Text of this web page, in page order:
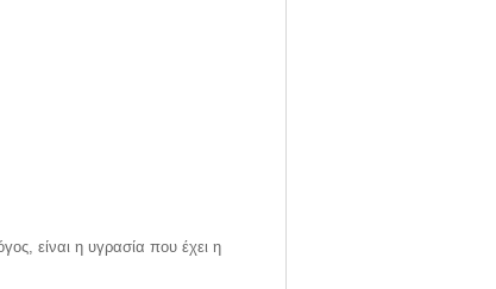
είναι η υγρασία που έχει η